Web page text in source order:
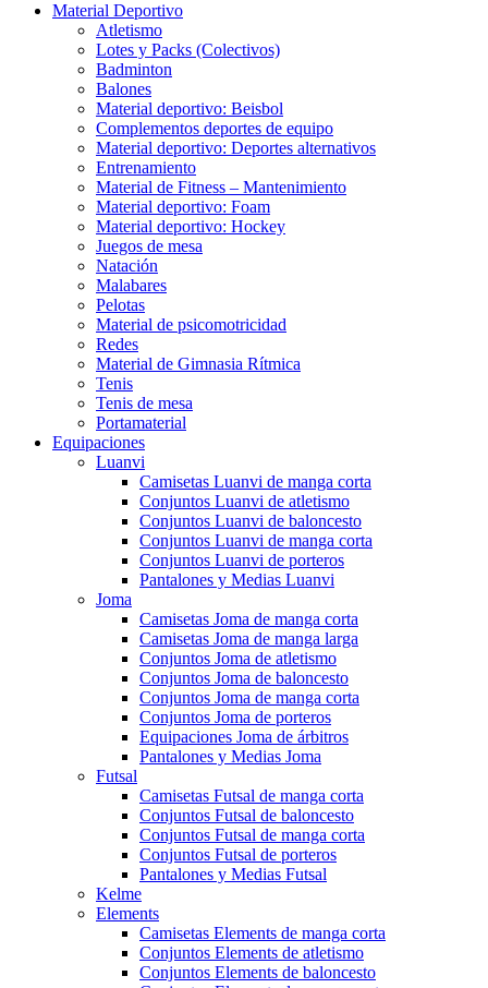
Material Deportivo
Atletismo
Lotes y Packs (Colectivos)
Badminton
Balones
Material deportivo: Beisbol
Complementos deportes de equipo
Material deportivo: Deportes alternativos
Entrenamiento
Material de Fitness – Mantenimiento
Material deportivo: Foam
Material deportivo: Hockey
Juegos de mesa
Natación
Malabares
Pelotas
Material de psicomotricidad
Redes
Material de Gimnasia Rítmica
Tenis
Tenis de mesa
Portamaterial
Equipaciones
Luanvi
Camisetas Luanvi de manga corta
Conjuntos Luanvi de atletismo
Conjuntos Luanvi de baloncesto
Conjuntos Luanvi de manga corta
Conjuntos Luanvi de porteros
Pantalones y Medias Luanvi
Joma
Camisetas Joma de manga corta
Camisetas Joma de manga larga
Conjuntos Joma de atletismo
Conjuntos Joma de baloncesto
Conjuntos Joma de manga corta
Conjuntos Joma de porteros
Equipaciones Joma de árbitros
Pantalones y Medias Joma
Futsal
Camisetas Futsal de manga corta
Conjuntos Futsal de baloncesto
Conjuntos Futsal de manga corta
Conjuntos Futsal de porteros
Pantalones y Medias Futsal
Kelme
Elements
Camisetas Elements de manga corta
Conjuntos Elements de atletismo
Conjuntos Elements de baloncesto